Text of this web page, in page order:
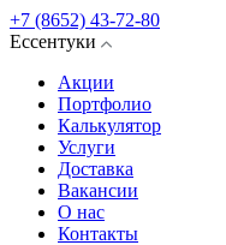
+7 (8652) 43-72-80
Ессентуки
Акции
Портфолио
Калькулятор
Услуги
Доставка
Вакансии
О нас
Контакты